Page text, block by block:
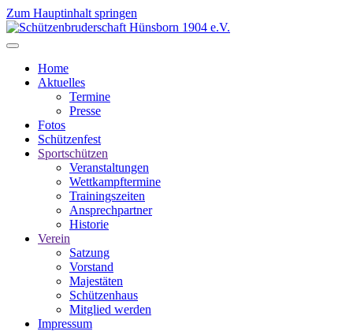
Zum Hauptinhalt springen
Home
Aktuelles
Termine
Presse
Fotos
Schützenfest
Sportschützen
Veranstaltungen
Wettkampftermine
Trainingszeiten
Ansprechpartner
Historie
Verein
Satzung
Vorstand
Majestäten
Schützenhaus
Mitglied werden
Impressum